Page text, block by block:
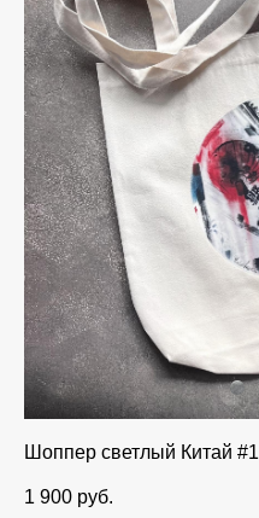
Шоппер светлый Китай #1
1 900 pуб.